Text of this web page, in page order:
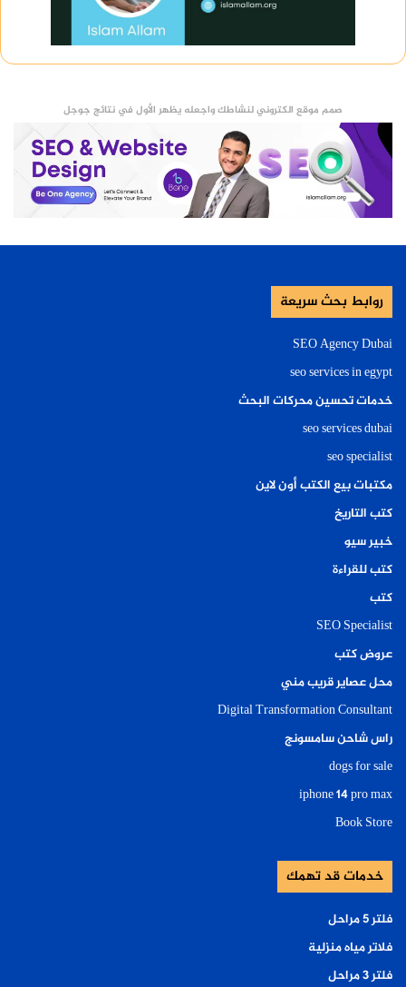
صمم موقع الكتروني لنشاطك واجعله يظهر الأول في نتائج جوجل
روابط بحث سريعة
SEO Agency Dubai
seo services in egypt
خدمات تحسين محركات البحث
seo services dubai
seo specialist
مكتبات بيع الكتب أون لاين
كتب التاريخ
خبير سيو
كتب للقراءة
كتب
SEO Specialist
عروض كتب
محل عصاير قريب مني
Digital Transformation Consultant
راس شاحن سامسونج
dogs for sale
iphone 14 pro max
Book Store
خدمات قد تهمك
فلتر ٥ مراحل
فلاتر مياه منزلية
فلتر ٣ مراحل